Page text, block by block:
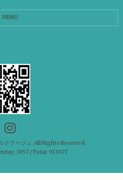
MENU
クラージュ . All Rights Reserved.
3057 / Total: 913077